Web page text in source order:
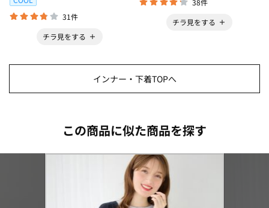
31件
チラ見をする
38件
チラ見をする
インナー・下着TOPへ
この商品に似た商品を探す